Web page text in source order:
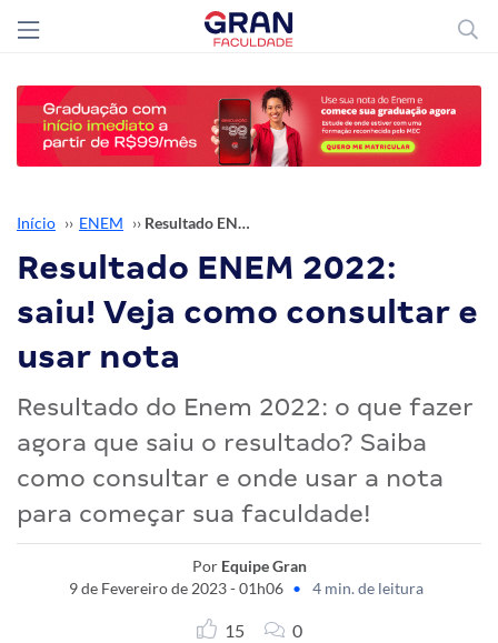
Início ›› ENEM ›› Resultado ENEM 2022: saiu! Veja como consultar e usar nota
Resultado ENEM 2022:
saiu! Veja como consultar e
usar nota
Resultado do Enem 2022: o que fazer
agora que saiu o resultado? Saiba
como consultar e onde usar a nota
para começar sua faculdade!
Por Equipe Gran
9 de Fevereiro de 2023 - 01h06 • 4 min. de leitura
15 0